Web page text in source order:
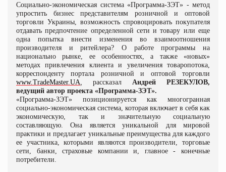
Социально-экономическая система «Программа-ЗЭТ» - метод
упростить бизнес представителям розничной и оптовой
торговли Украины, возможность спровоцировать покупателя
отдавать предпочтение определенной сети и товару или еще
одна попытка внести изменения во взаимоотношения
производителя и ритейлера? О работе программы на
национально рынке, ее особенностях, а также «новых»
методах привлечения клиента и увеличения товаропотока,
корреспонденту портала розничной и оптовой торговли
www.TradeMaster.UA
рассказал Андрей РЕЗЕКУЛОВ,
ведущий автор проекта «Программа-ЗЭТ».
«Программа-ЗЭТ» позиционируется как
многогранная
социально-экономическая система, которая включает в себя как
экономическую, так и значительную социальную
составляющую. Она является уникальной для мировой
практики и предлагает уникальные преимущества для каждого
ее участника, которыми являются производители, торговые
сети, банки, страховые компании и, главное - конечные
потребители.